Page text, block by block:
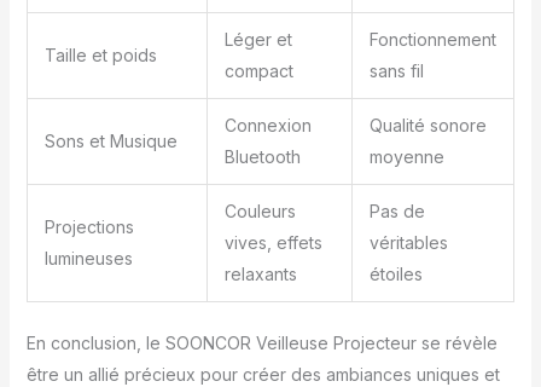
lumière au rythme des
chansons que votre
portable joue en fonction
de Bouton «FLASH». Il
d’organiser des petites
soirées entre amis et
d’avoir à disposition un
spectacle lumineux et
une vraie ambiance de
club, bar, fête et
décoration de maison,
chambre à coucher, salle
Taille et poids
Léger et
compact
Fonctionnement
sans fil
Sons et Musique
Connexion
Bluetooth
Qualité sonore
moyenne
Projections
lumineuses
Couleurs
vives, effets
relaxants
Pas de
véritables
étoiles
En conclusion, le SOONCOR Veilleuse Projecteur se révèle
être un allié précieux pour créer des ambiances uniques et